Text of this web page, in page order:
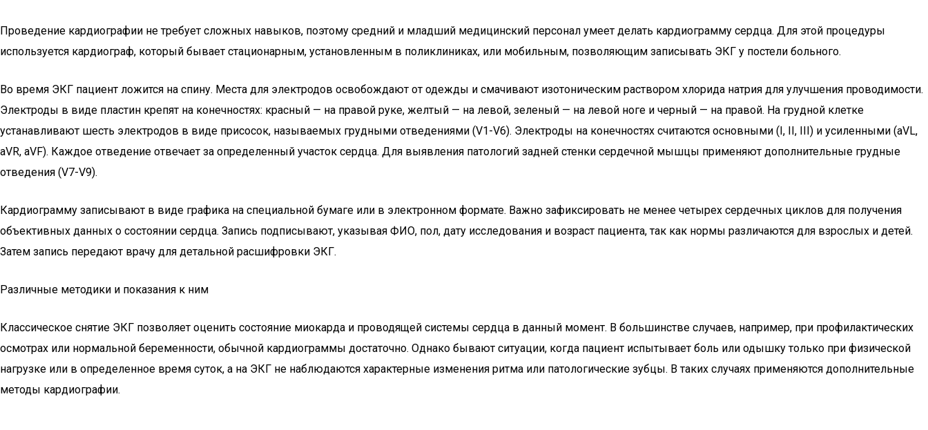
Проведение кардиографии не требует сложных навыков, поэтому средний и младший медицинский персонал умеет делать кардиограмму сердца. Для этой процедуры
используется кардиограф, который бывает стационарным, установленным в поликлиниках, или мобильным, позволяющим записывать ЭКГ у постели больного.
Во время ЭКГ пациент ложится на спину. Места для электродов освобождают от одежды и смачивают изотоническим раствором хлорида натрия для улучшения проводимости.
Электроды в виде пластин крепят на конечностях: красный — на правой руке, желтый — на левой, зеленый — на левой ноге и черный — на правой. На грудной клетке
устанавливают шесть электродов в виде присосок, называемых грудными отведениями (V1-V6). Электроды на конечностях считаются основными (I, II, III) и усиленными (aVL,
aVR, aVF). Каждое отведение отвечает за определенный участок сердца. Для выявления патологий задней стенки сердечной мышцы применяют дополнительные грудные
отведения (V7-V9).
Кардиограмму записывают в виде графика на специальной бумаге или в электронном формате. Важно зафиксировать не менее четырех сердечных циклов для получения
объективных данных о состоянии сердца. Запись подписывают, указывая ФИО, пол, дату исследования и возраст пациента, так как нормы различаются для взрослых и детей.
Затем запись передают врачу для детальной расшифровки ЭКГ.
Различные методики и показания к ним
Классическое снятие ЭКГ позволяет оценить состояние миокарда и проводящей системы сердца в данный момент. В большинстве случаев, например, при профилактических
осмотрах или нормальной беременности, обычной кардиограммы достаточно. Однако бывают ситуации, когда пациент испытывает боль или одышку только при физической
нагрузке или в определенное время суток, а на ЭКГ не наблюдаются характерные изменения ритма или патологические зубцы. В таких случаях применяются дополнительные
методы кардиографии.